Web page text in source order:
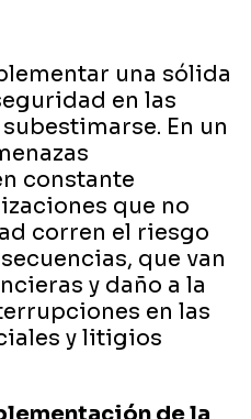
una sólida
en las
En un
constante
que no
corren el riesgo
que van
y daño a la
en las
y litigios